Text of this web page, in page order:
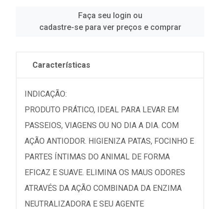
Faça seu login ou
cadastre-se para ver preços e comprar
Características
INDICAÇÃO:
PRODUTO PRÁTICO, IDEAL PARA LEVAR EM
PASSEIOS, VIAGENS OU NO DIA A DIA. COM
AÇÃO ANTIODOR. HIGIENIZA PATAS, FOCINHO E
PARTES ÍNTIMAS DO ANIMAL DE FORMA
EFICAZ E SUAVE. ELIMINA OS MAUS ODORES
ATRAVÉS DA AÇÃO COMBINADA DA ENZIMA
NEUTRALIZADORA E SEU AGENTE